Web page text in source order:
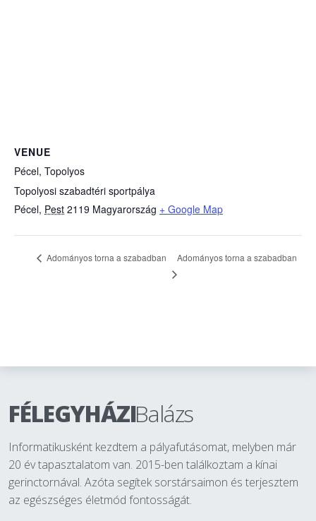
VENUE
Pécel, Topolyos
Topolyosi szabadtéri sportpálya
Pécel, Pest 2119 Magyarország + Google Map
Adományos torna a szabadban Adományos torna a szabadban
FÉLEGYHÁZIBalázs
Informatikusként kezdtem a pályafutásomat, melyben már
20 év tapasztalatom van. 2015-ben találkoztam a kínai
gerinctornával. Azóta segítek sorstársaimon és terjesztem
az egészséges életmód fontosságát.